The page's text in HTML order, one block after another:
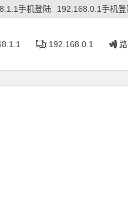
手机登陆 192.168.0.1手机登
192.168.0.1